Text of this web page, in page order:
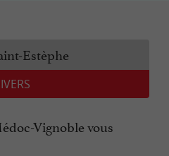
Estèphe
Vignoble vous